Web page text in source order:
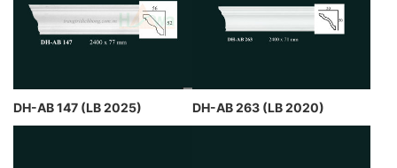
DH-AB 147 (LB 2025) DH-AB 263 (LB 2020)